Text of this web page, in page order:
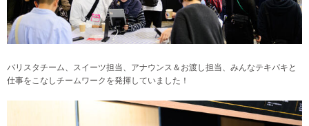
バリスタチーム、スイーツ担当、アナウンス＆お渡し担当、みんなテキパキと
仕事をこなしチームワークを発揮していました！